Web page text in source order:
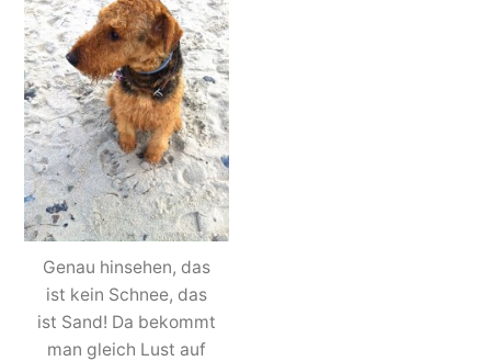
Genau hinsehen, das
ist kein Schnee, das
ist Sand! Da bekommt
man gleich Lust auf